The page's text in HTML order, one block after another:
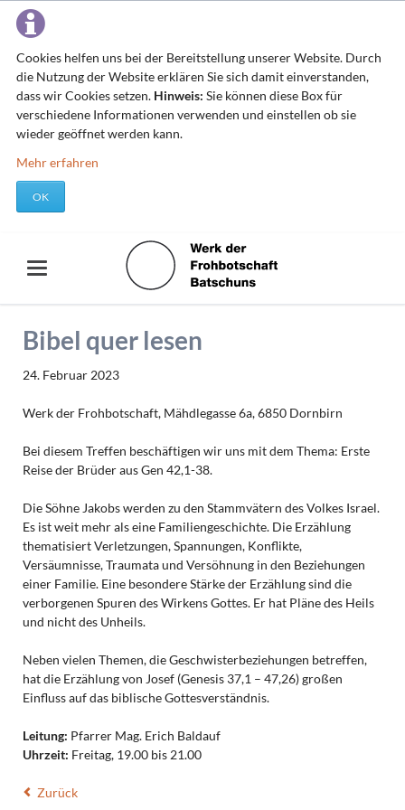
Cookies helfen uns bei der Bereitstellung unserer Website. Durch
die Nutzung der Website erklären Sie sich damit einverstanden,
dass wir Cookies setzen. Hinweis: Sie können diese Box für
verschiedene Informationen verwenden und einstellen ob sie
wieder geöffnet werden kann.
Mehr erfahren
OK
Bibel quer lesen
24. Februar 2023
Werk der Frohbotschaft, Mähdlegasse 6a, 6850 Dornbirn
Bei diesem Treffen beschäftigen wir uns mit dem Thema: Erste
Reise der Brüder aus Gen 42,1-38.
Die Söhne Jakobs werden zu den Stammvätern des Volkes Israel.
Es ist weit mehr als eine Familiengeschichte. Die Erzählung
thematisiert Verletzungen, Spannungen, Konflikte,
Versäumnisse, Traumata und Versöhnung in den Beziehungen
einer Familie. Eine besondere Stärke der Erzählung sind die
verborgenen Spuren des Wirkens Gottes. Er hat Pläne des Heils
und nicht des Unheils.
Neben vielen Themen, die Geschwisterbeziehungen betreffen,
hat die Erzählung von Josef (Genesis 37,1 – 47,26) großen
Einfluss auf das biblische Gottesverständnis.
Leitung: Pfarrer Mag. Erich Baldauf
Uhrzeit: Freitag, 19.00 bis 21.00
Zurück